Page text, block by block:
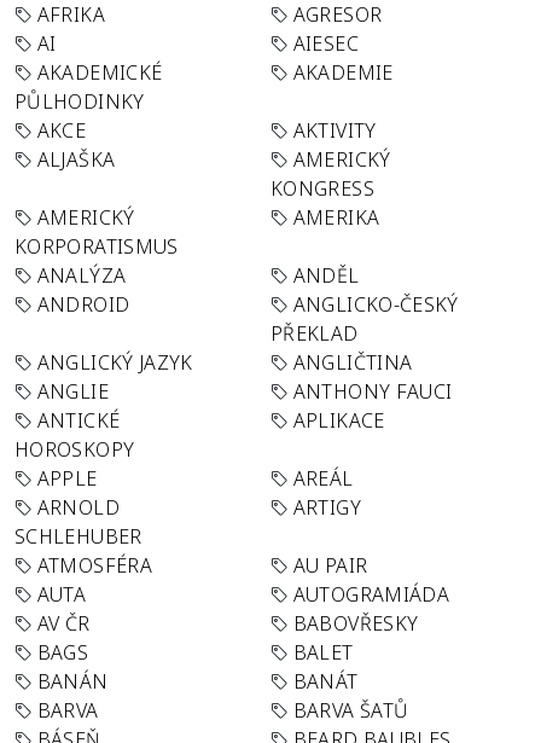
AFRIKA
AGRESOR
AI
AIESEC
AKADEMICKÉ
PŮLHODINKY
AKADEMIE
AKCE
AKTIVITY
ALJAŠKA
AMERICKÝ
KONGRESS
AMERICKÝ
KORPORATISMUS
AMERIKA
ANALÝZA
ANDĚL
ANDROID
ANGLICKO-ČESKÝ
PŘEKLAD
ANGLICKÝ JAZYK
ANGLIČTINA
ANGLIE
ANTHONY FAUCI
ANTICKÉ
HOROSKOPY
APLIKACE
APPLE
AREÁL
ARNOLD
SCHLEHUBER
ARTIGY
ATMOSFÉRA
AU PAIR
AUTA
AUTOGRAMIÁDA
AV ČR
BABOVŘESKY
BAGS
BALET
BANÁN
BANÁT
BARVA
BARVA ŠATŮ